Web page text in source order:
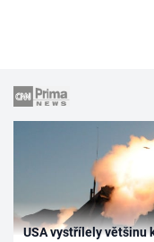
USA vystřílely většinu